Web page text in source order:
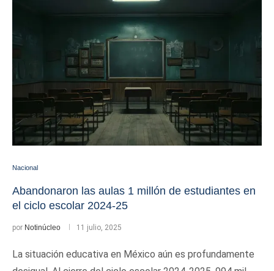
Nacional
Abandonaron las aulas 1 millón de estudiantes en
el ciclo escolar 2024-25
por Notinúcleo 11 julio, 2025
La situación educativa en México aún es profundamente